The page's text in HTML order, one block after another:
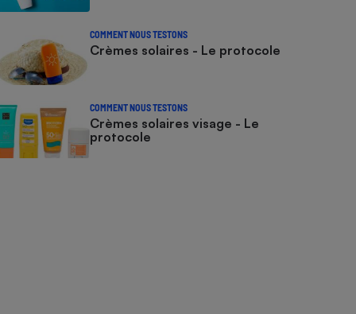
COMMENT NOUS TESTONS
Crèmes solaires - Le protocole
COMMENT NOUS TESTONS
Crèmes solaires visage - Le
protocole